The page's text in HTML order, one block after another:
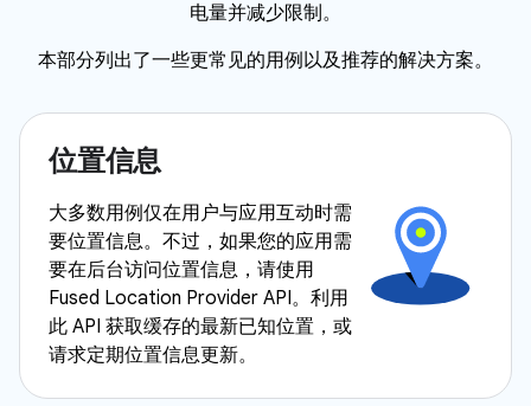
电量并减少限制。
本部分列出了一些更常见的用例以及推荐的解决方案。
位置信息
大多数用例仅在用户与应用互动时需
要位置信息。不过，如果您的应用需
要在后台访问位置信息，请使用
Fused Location Provider API。利用
此 API 获取缓存的最新已知位置，或
请求定期位置信息更新。